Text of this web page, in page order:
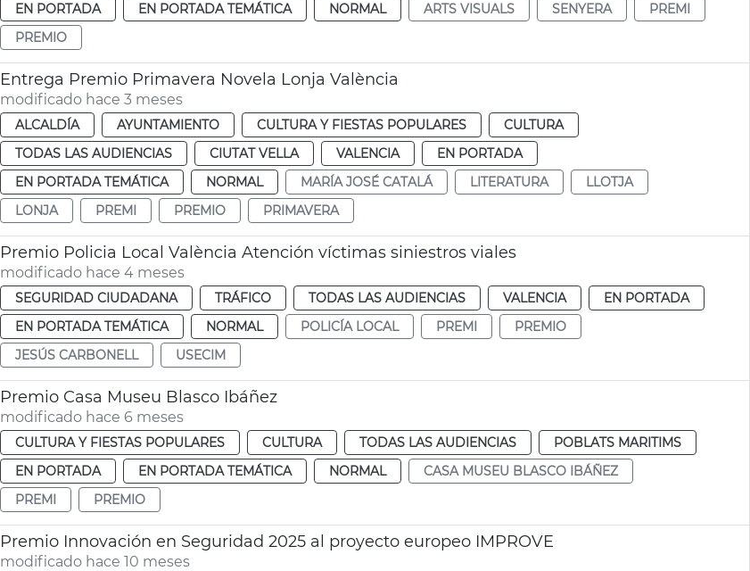
EN PORTADA
EN PORTADA TEMÁTICA NORMAL ARTS VISUALS SENYERA
PREMI
PREMIO
Entrega Premio Primavera Novela Lonja València
modificado hace 3 meses
ALCALDÍA AYUNTAMIENTO CULTURA Y FIESTAS POPULARES
CULTURA
TODAS LAS AUDIENCIAS
CIUTAT VELLA VALENCIA
EN PORTADA
EN PORTADA TEMÁTICA
NORMAL MARÍA JOSÉ CATALÁ LITERATURA
LLOTJA
LONJA
PREMI PREMIO PRIMAVERA
Premio Policia Local València Atención víctimas siniestros viales
modificado hace 4 meses
SEGURIDAD CIUDADANA TRÁFICO TODAS LAS AUDIENCIAS VALENCIA
EN PORTADA
EN PORTADA TEMÁTICA
NORMAL POLICÍA LOCAL PREMI
PREMIO
JESÚS CARBONELL
USECIM
Premio Casa Museu Blasco Ibáñez
modificado hace 6 meses
CULTURA Y FIESTAS POPULARES CULTURA TODAS LAS AUDIENCIAS
POBLATS MARITIMS
EN PORTADA
EN PORTADA TEMÁTICA NORMAL
CASA MUSEU BLASCO IBÁÑEZ
PREMI
PREMIO
Premio Innovación en Seguridad 2025 al proyecto europeo IMPROVE
modificado hace 10 meses